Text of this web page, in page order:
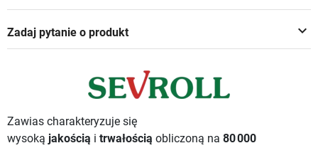
keyboard_arrow_down
Zadaj pytanie o produkt
Zawias charakteryzuje się
wysoką jakością i trwałością obliczoną na 80 000